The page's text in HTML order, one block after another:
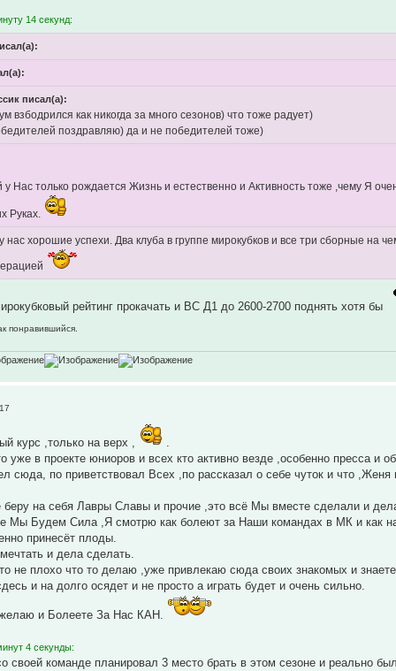
14 секунд:
писал(а):
взбодрился как никогда за много сезонов) что тоже радует)
поздравляю) да и не победителей тоже)
у Нас только рождается Жизнь и естественно и Активность тоже ,чему Я
Руках.
нас хорошие успехи. Два клуба в группе мирокубков и все три сборные на
рейтинг прокачать и ВС Д1 до 2600-2700 поднять хотя бы
понравившийся.
курс ,только на верх ,
.
уже в проекте юниоров и всех кто активно везде ,особенно пресса
сюда, по приветствовал Всех ,по рассказал о себе чуток и что
на себя Лавры Славы и прочие ,это всё Мы вместе сделали и
Мы Будем Сила ,Я смотрю как болеют за Наши командах в МК и как
принесёт плоды.
и дела сделать.
не плохо что то делаю ,уже привлекаю сюда своих знакомых и
и на долго осядет и не просто а играть будет и очень сильно.
и Болеете За Нас КАН.
4 секунды:
своей команде планировал 3 место брать в этом сезоне и реально